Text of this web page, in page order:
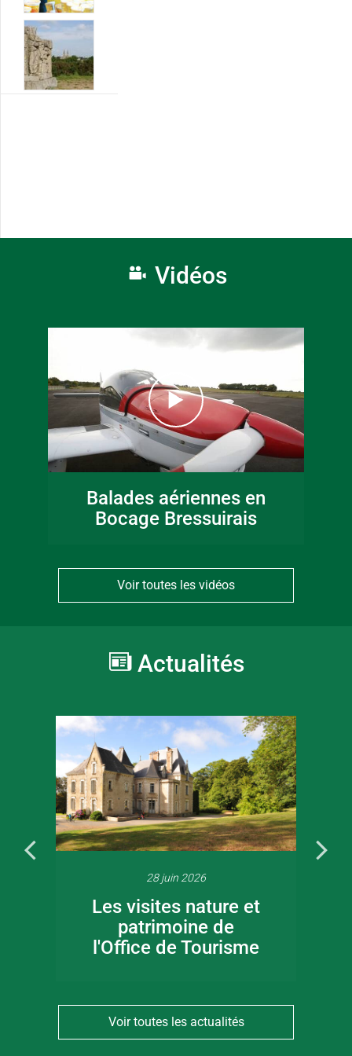
Vidéos
Balades aériennes en
Bocage Bressuirais
Voir toutes les vidéos
Actualités
28 juin 2026
Les visites nature et
patrimoine de
l'Office de Tourisme
Voir toutes les actualités